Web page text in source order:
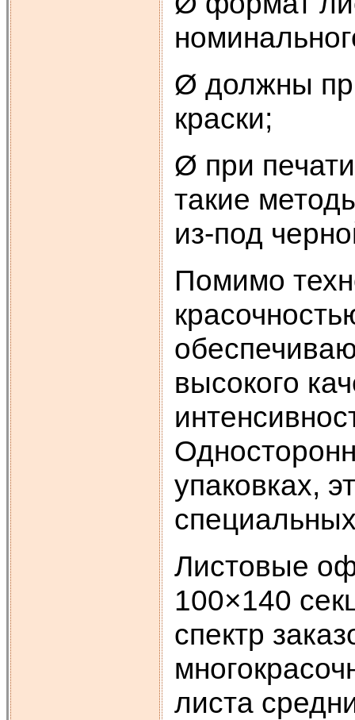
Ø должны
краски;
Ø при
такие
из-под
Помимо
высокого
упаковках,
Листовые
100×140
спектр
листа